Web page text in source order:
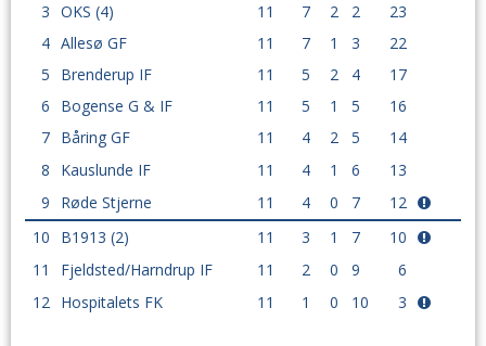
3 OKS (4) 11 7 2 2
23
4 Allesø GF 11 7 1 3
22
5
Brenderup IF 11 5 2 4
17
6
Bogense G & IF 11 5 1 5
16
7 Båring GF 11 4 2 5
14
8
Kauslunde IF 11 4 1 6
13
9
Røde Stjerne 11 4 0 7
12
10
B1913 (2) 11 3 1 7
10
11
Fjeldsted/Harndrup IF 11 2 0 9
6
12 Hospitalets FK 11 1 0 10 3